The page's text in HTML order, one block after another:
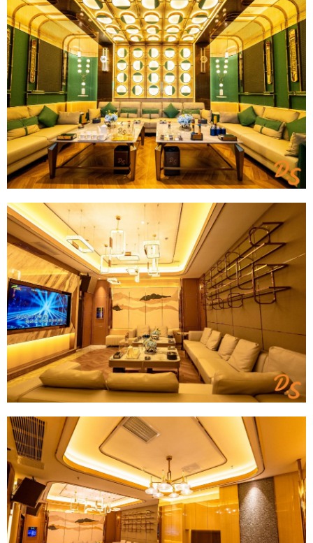
给undefined打赏
2 元 5 元 10 元
20
微信支付
立刻支付
付费内容
¥
微信支付
立刻支付
您没有权限发布内容，请购买会员或者提升权
限。
6位以上
6位以上
忘记密码？找回 已有帐号？ 登录
社交帐号直接登录
QQ登录 微博登录